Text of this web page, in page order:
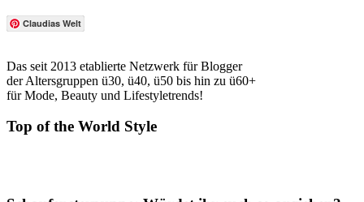
Claudias Welt
Das seit 2013 etablierte Netzwerk für Blogger
der Altersgruppen ü30, ü40, ü50 bis hin zu ü60+
für Mode, Beauty und Lifestyletrends!
Top of the World Style